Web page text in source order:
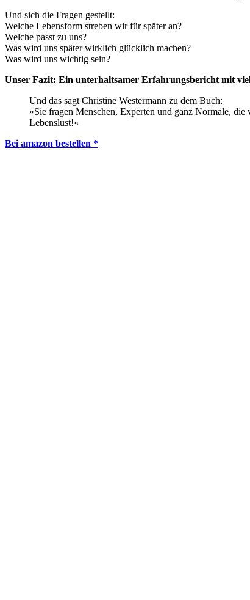
Und sich die Fragen gestellt:
Welche Lebensform streben wir für später an?
Welche passt zu uns?
Was wird uns später wirklich glücklich machen?
Was wird uns wichtig sein?
Unser Fazit: Ein unterhaltsamer Erfahrungsbericht mit
Und das sagt Christine Westermann zu dem Buch:
»Sie fragen Menschen, Experten und ganz Normale,
Lebenslust!«
Bei amazon bestellen *